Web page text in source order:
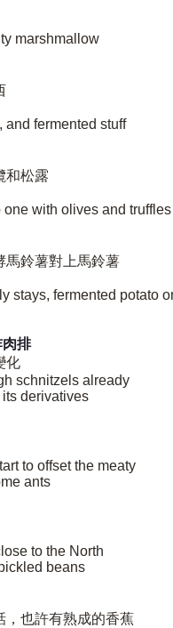
marshmallow
and fermented stuff
和松露
with olives and truffles
馬鈴薯對上馬鈴薯
stays, fermented potato
排
化
schnitzels already
derivatives
to offset the meaty
ants
to the North
beans
，也許有熟成的香蕉